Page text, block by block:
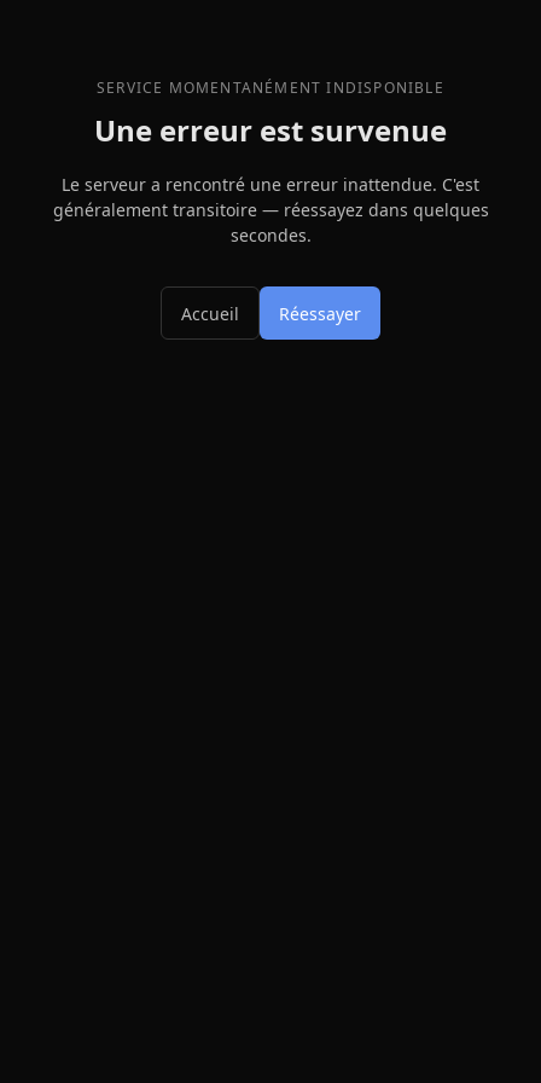
SERVICE MOMENTANÉMENT INDISPONIBLE
Une erreur est survenue
Le serveur a rencontré une erreur inattendue. C'est
généralement transitoire — réessayez dans quelques
secondes.
Accueil Réessayer